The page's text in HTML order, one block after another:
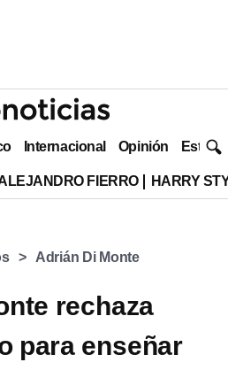
Internacional Opinión Estilo
FIERRO HARRY
Adrián Di Monte
rechaza
para enseñar